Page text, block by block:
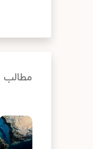
مطالب